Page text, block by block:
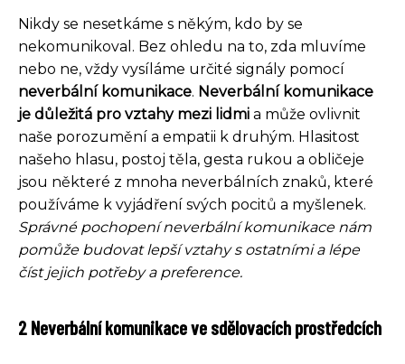
Nikdy se nesetkáme s někým, kdo by se
nekomunikoval. Bez ohledu na to, zda mluvíme
nebo ne, vždy vysíláme určité signály pomocí
neverbální komunikace. Neverbální komunikace
je důležitá pro vztahy mezi lidmi a může ovlivnit
naše porozumění a empatii k druhým. Hlasitost
našeho hlasu, postoj těla, gesta rukou a obličeje
jsou některé z mnoha neverbálních znaků, které
používáme k vyjádření svých pocitů a myšlenek.
Správné pochopení neverbální komunikace nám
pomůže budovat lepší vztahy s ostatními a lépe
číst jejich potřeby a preference.
2 Neverbální komunikace ve sdělovacích prostředcích